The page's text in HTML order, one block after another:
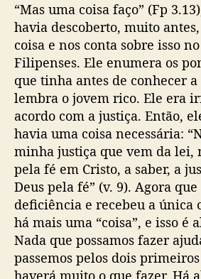
“Mas uma coisa faço” (Fp
havia descoberto, muito
coisa e nos conta sobre isso
Filipenses. Ele enumera os
que tinha antes de conhecer a
lembra o jovem rico. Ele era
acordo com a justiça. Então,
havia uma coisa necessária:
minha justiça que vem da lei,
pela fé em Cristo, a saber, a
Deus pela fé” (v. 9). Agora
deficiência e recebeu a única
há mais uma “coisa”, e isso é
Nada que possamos fazer
passemos pelos dois